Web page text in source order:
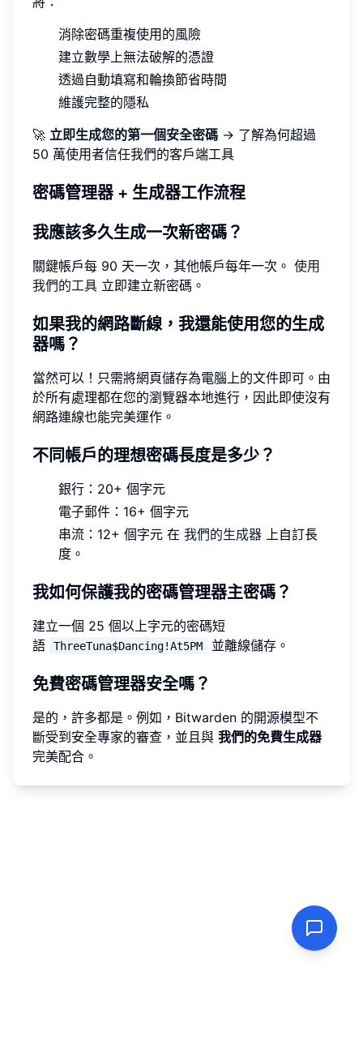
消除密碼重複使用的風險
建立數學上無法破解的憑證
透過自動填寫和輪換節省時間
維護完整的隱私
🚀 立即生成您的第一個安全密碼 → 了解為何超過
50 萬使用者信任我們的客戶端工具
密碼管理器 + 生成器工作流程
我應該多久生成一次新密碼？
關鍵帳戶每 90 天一次，其他帳戶每年一次。 使用
我們的工具 立即建立新密碼。
如果我的網路斷線，我還能使用您的生成
器嗎？
當然可以！只需將網頁儲存為電腦上的文件即可。由
於所有處理都在您的瀏覽器本地進行，因此即使沒有
網路連線也能完美運作。
不同帳戶的理想密碼長度是多少？
銀行：20+ 個字元
電子郵件：16+ 個字元
串流：12+ 個字元 在 我們的生成器 上自訂長
度。
我如何保護我的密碼管理器主密碼？
建立一個 25 個以上字元的密碼短
語
ThreeTuna$Dancing!At5PM 並離線儲存。
免費密碼管理器安全嗎？
是的，許多都是。例如，Bitwarden 的開源模型不
斷受到安全專家的審查，並且與 我們的免費生成器
完美配合。